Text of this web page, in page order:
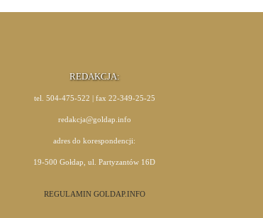
REDAKCJA:
tel. 504-475-522 | fax 22-349-25-25
redakcja@goldap.info
adres do korespondencji:
19-500 Gołdap, ul. Partyzantów 16D
REGULAMIN GOLDAP.INFO